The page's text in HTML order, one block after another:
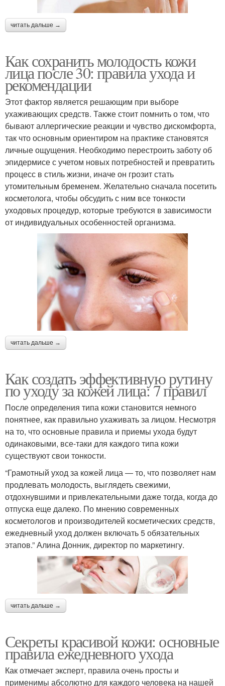
читать дальше →
Как сохранить молодость кожи
лица после 30: правила ухода и
рекомендации
Этот фактор является решающим при выборе
ухаживающих средств. Также стоит помнить о том, что
бывают аллергические реакции и чувство дискомфорта,
так что основным ориентиром на практике становятся
личные ощущения. Необходимо перестроить заботу об
эпидермисе с учетом новых потребностей и превратить
процесс в стиль жизни, иначе он грозит стать
утомительным бременем. Желательно сначала посетить
косметолога, чтобы обсудить с ним все тонкости
уходовых процедур, которые требуются в зависимости
от индивидуальных особенностей организма.
читать дальше →
Как создать эффективную рутину
по уходу за кожей лица: 7 правил
После определения типа кожи становится немного
понятнее, как правильно ухаживать за лицом. Несмотря
на то, что основные правила и приемы ухода будут
одинаковыми, все-таки для каждого типа кожи
существуют свои тонкости.
“Грамотный уход за кожей лица ― то, что позволяет нам
продлевать молодость, выглядеть свежими,
отдохнувшими и привлекательными даже тогда, когда до
отпуска еще далеко. По мнению современных
косметологов и производителей косметических средств,
ежедневный уход должен включать 5 обязательных
этапов.” Алина Донник, директор по маркетингу.
читать дальше →
Секреты красивой кожи: основные
правила ежедневного ухода
Как отмечает эксперт, правила очень просты и
применимы абсолютно для каждого человека на нашей